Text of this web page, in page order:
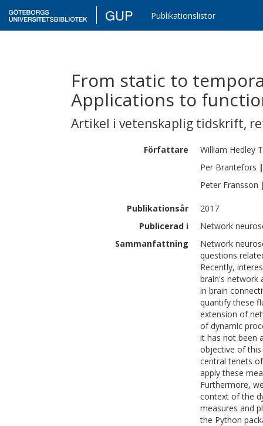
GUP Publikationslistor
From static to
Applications to
Artikel i vetenskaplig tidskrift,
Författare William Hedley
Per Brantefors |
Peter Fransson
Publikationsår
2017
Publicerad i
Network
Sammanfattning
Network
questions
Recently,
brain's network
in brain
quantify these
extension of
of dynamic
it has not been
objective of
central tenets
apply these
Furthermore,
context of the
measures and
the Python